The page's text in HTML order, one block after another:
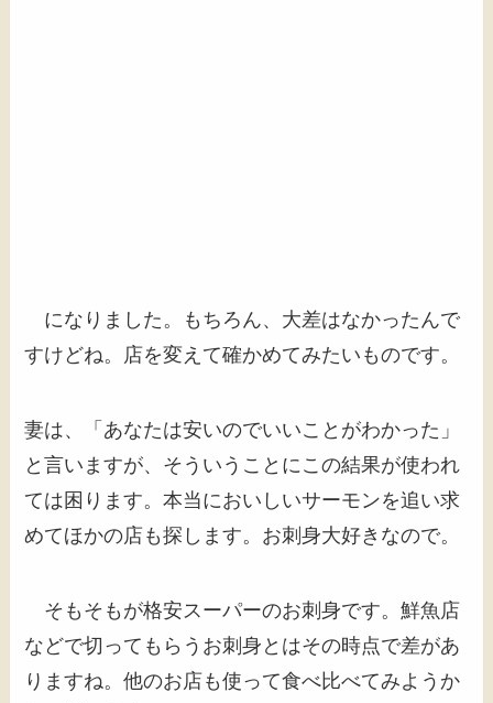
になりました。もちろん、大差はなかったんで
すけどね。店を変えて確かめてみたいものです。
妻は、「あなたは安いのでいいことがわかった」
と言いますが、そういうことにこの結果が使われ
ては困ります。本当においしいサーモンを追い求
めてほかの店も探します。お刺身大好きなので。
そもそもが格安スーパーのお刺身です。鮮魚店
などで切ってもらうお刺身とはその時点で差があ
りますね。他のお店も使って食べ比べてみようか